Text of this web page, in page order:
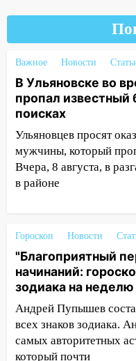
Из-за
Ульяновске
время»
16:17
Ульяновской
100 тысяч тонн
15:17 В
Ульяновской
тысяч заявлений
затопленные
14:28 Ураган
Деева в
14:26 Жители
пытаются
дождавшись
14:16 Шторм
Важное Новости
В Ульяновске во
пропал
поисках
Ульяновцев просят
мужчины, который
Вчера, 8 августа, в
в районе
Гороскоп Новости
"Благоприятный
начинаний:
зодиака на неделю
Андрей Пупышев
всех знаков зодиака.
самых авторитетных
который почти